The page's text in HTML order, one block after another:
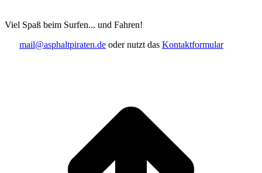
Viel Spaß beim Surfen... und Fahren!
mail@asphaltpiraten.de oder nutzt das Kontaktformular